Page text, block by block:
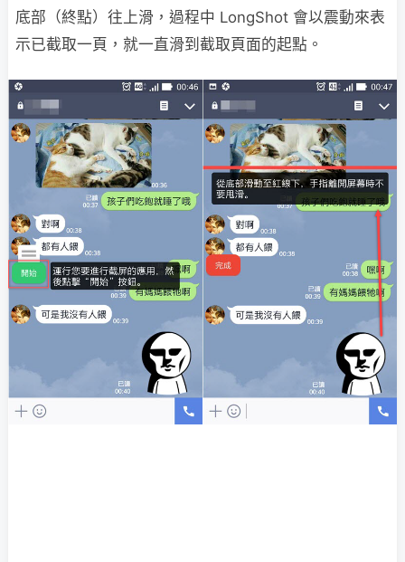
底部（終點）往上滑，過程中 LongShot 會以震動來表
示已截取一頁，就一直滑到截取頁面的起點。